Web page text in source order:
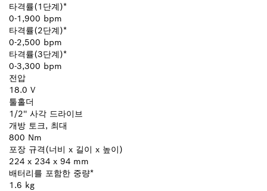
타격률(1단계)*
0-1,900 bpm
타격률(2단계)*
0-2,500 bpm
타격률(3단계)*
0-3,300 bpm
전압
18.0 V
툴홀더
1/2'' 사각 드라이브
개방 토크, 최대
800 Nm
포장 규격(너비 x 길이 x 높이)
224 x 234 x 94 mm
배터리를 포함한 중량*
1.6 kg